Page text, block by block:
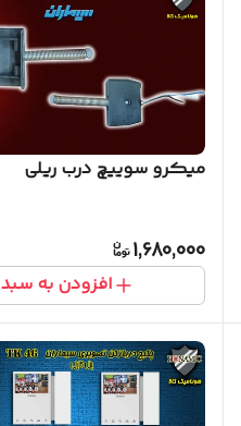
میکرو سوییچ درب ریلی
1,680,000
افزودن به سبد